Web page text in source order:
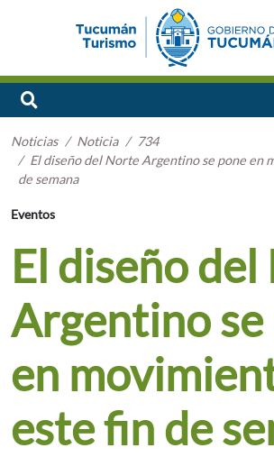
Noticias Noticia
734
El diseño del Norte Argentino se pone en
de semana
Eventos
El diseño
Argentino se
en
este fin de